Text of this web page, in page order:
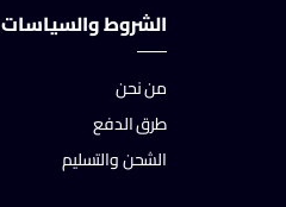
الشروط والسياسات
من نحن
طرق الدفع
الشحن والتسليم